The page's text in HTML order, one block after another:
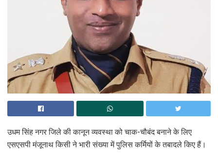
उधम सिंह नगर जिले की कानून व्यवस्था को चाक-चौबंद बनाने के लिए
एसएसपी मंजूनाथ किसी ने भारी संख्या में पुलिस कर्मियों के तबादले किए हैं।